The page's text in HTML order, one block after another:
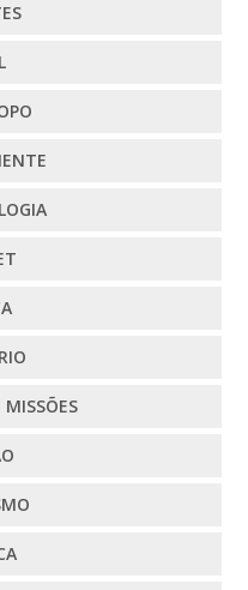
MISSÕES